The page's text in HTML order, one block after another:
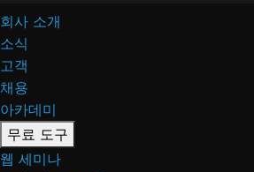
회사 소개
소식
고객
채용
아카데미
무료 도구
웹 세미나